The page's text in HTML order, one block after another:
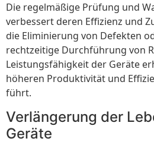
Die regelmäßige Prüfung und
verbessert deren Effizienz und
die Eliminierung von Defekten
rechtzeitige Durchführung von
Leistungsfähigkeit der Geräte
höheren Produktivität und
führt.
Verlängerung der
Geräte